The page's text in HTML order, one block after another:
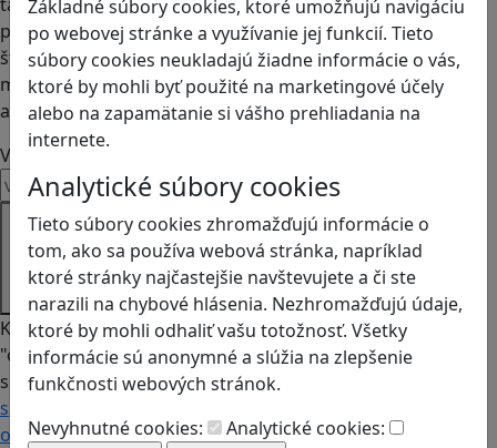
Základné súbory cookies, ktoré umožňujú navigáciu
po webovej stránke a využívanie jej funkcií. Tieto
súbory cookies neukladajú žiadne informácie o vás,
ktoré by mohli byť použité na marketingové účely
alebo na zapamätanie si vášho prehliadania na
internete.
Analytické súbory cookies
Tieto súbory cookies zhromažďujú informácie o
tom, ako sa používa webová stránka, napríklad
ktoré stránky najčastejšie navštevujete a či ste
narazili na chybové hlásenia. Nezhromažďujú údaje,
ktoré by mohli odhaliť vašu totožnosť. Všetky
informácie sú anonymné a slúžia na zlepšenie
funkčnosti webových stránok.
Nevyhnutné cookies:
Analytické cookies:
pre
študentov
motivujúce
a prínosné.
Váš email
Prihláste
sa k
odberu
Kliknutím na
"odoberať"
súhlasíte so
spracovaním
osobných